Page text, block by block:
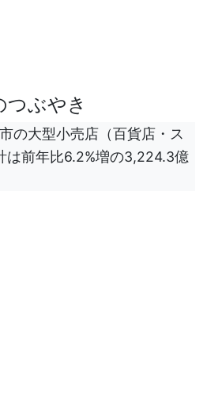
つぶやき
の大型小売店（百貨店・ス
は前年比6.2%増の3,224.3億